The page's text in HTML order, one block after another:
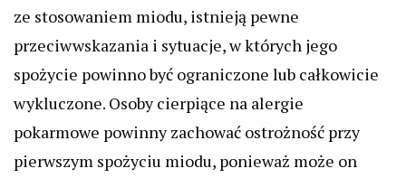
ze stosowaniem miodu, istnieją pewne
przeciwwskazania i sytuacje, w których jego
spożycie powinno być ograniczone lub całkowicie
wykluczone. Osoby cierpiące na alergie
pokarmowe powinny zachować ostrożność przy
pierwszym spożyciu miodu, ponieważ może on